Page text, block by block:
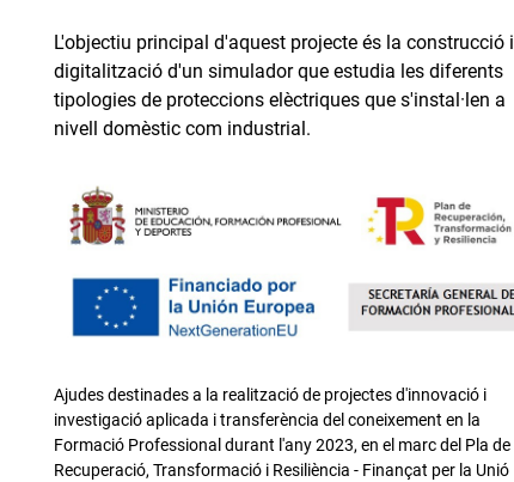
L'objectiu principal d'aquest projecte és la construcció i
digitalització d'un simulador que estudia les diferents
tipologies de proteccions elèctriques que s'instal·len a
nivell domèstic com industrial.
Ajudes destinades a la realització de projectes d'innovació i
investigació aplicada i transferència del coneixement en la
Formació Professional durant l'any 2023, en el marc del Pla de
Recuperació, Transformació i Resiliència - Finançat per la Unió